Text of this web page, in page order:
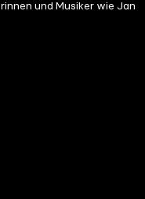
und Musiker wie Jan